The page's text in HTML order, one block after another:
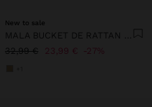
New to sale
MALA BUCKET DE RATTAN COM BAMBU
32,99 €
23,99 € 27%